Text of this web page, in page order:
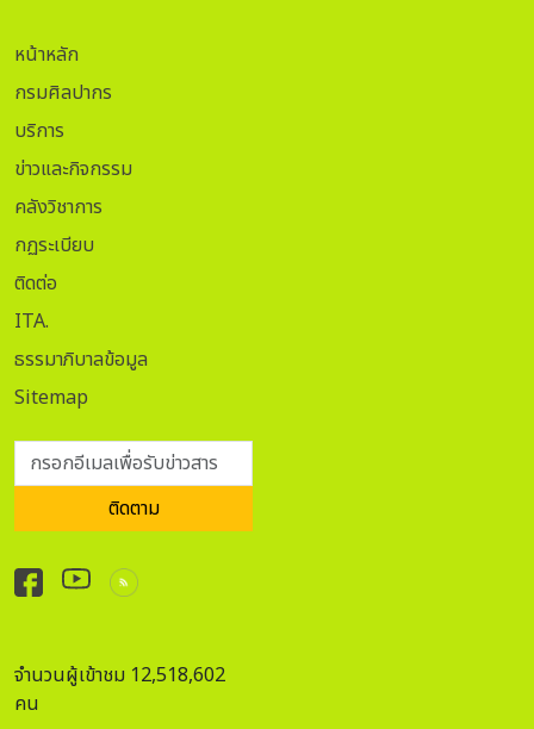
หน้าหลัก
กรมศิลปากร
บริการ
ข่าวและกิจกรรม
คลังวิชาการ
กฏระเบียบ
ติดต่อ
ITA.
ธรรมาภิบาลข้อมูล
Sitemap
กรอกอีเมลเพื่อรับข่าวสาร
ติดตาม
จำนวนผู้เข้าชม 12,518,602
คน